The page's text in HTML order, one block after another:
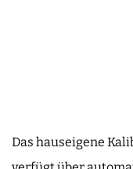
Das hauseigene